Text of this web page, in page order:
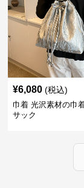
¥6,080 (税込)
巾着 光沢素材の巾
サック